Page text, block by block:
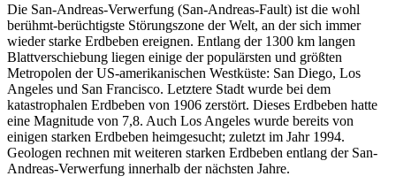
Die San-Andreas-Verwerfung (San-Andreas-Fault) ist die wohl
berühmt-berüchtigste Störungszone der Welt, an der sich immer
wieder starke Erdbeben ereignen. Entlang der 1300 km langen
Blattverschiebung liegen einige der populärsten und größten
Metropolen der US-amerikanischen Westküste: San Diego, Los
Angeles und San Francisco. Letztere Stadt wurde bei dem
katastrophalen Erdbeben von 1906 zerstört. Dieses Erdbeben hatte
eine Magnitude von 7,8. Auch Los Angeles wurde bereits von
einigen starken Erdbeben heimgesucht; zuletzt im Jahr 1994.
Geologen rechnen mit weiteren starken Erdbeben entlang der San-
Andreas-Verwerfung innerhalb der nächsten Jahre.